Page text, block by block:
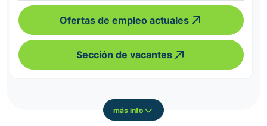
Ofertas de empleo actuales
Sección de vacantes
más info